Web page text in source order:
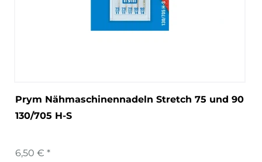
Prym Nähmaschinennadeln Stretch 75 und 90
130/705 H-S
6,50 € *